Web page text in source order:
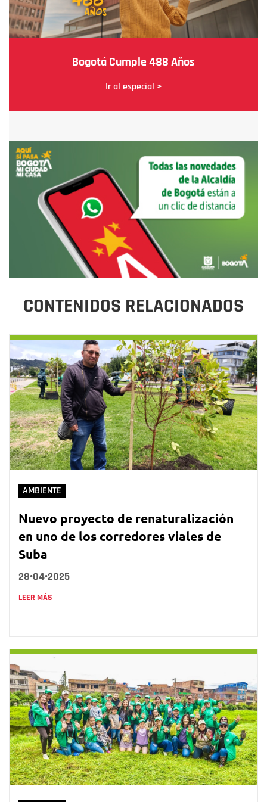
Bogotá Cumple 488 Años
Ir al especial >
CONTENIDOS RELACIONADOS
AMBIENTE
Nuevo proyecto de renaturalización
en uno de los corredores viales de
Suba
28•04•2025
LEER MÁS